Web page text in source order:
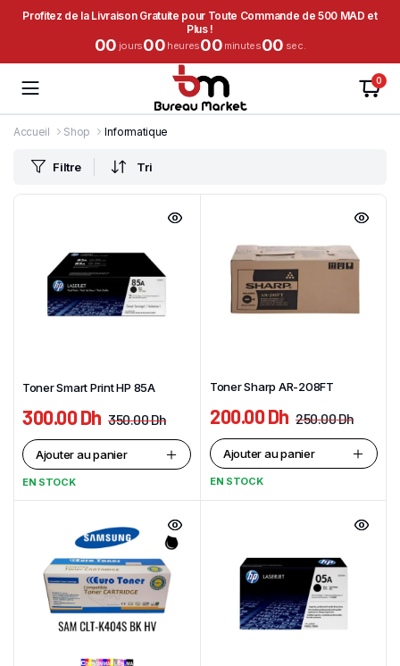
Profitez de la Livraison Gratuite pour Toute Commande de 500 MAD et
Plus !
00 jours00 heures00 minutes00 sec.
0
Accueil Shop Informatique
Filtre Tri
Toner Smart Print HP 85A
350.00Dh
300.00Dh
Ajouter au panier
EN STOCK
Toner Sharp AR-208FT
250.00Dh
200.00Dh
Ajouter au panier
EN STOCK